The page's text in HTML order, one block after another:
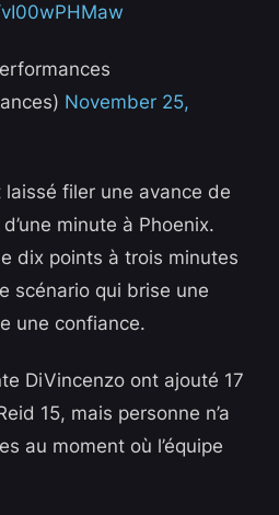
November 25,
filer une avance de
minute à Phoenix.
dix points à trois minutes
scénario qui brise une
une confiance.
DiVincenzo ont ajouté 17
15, mais personne n’a
au moment où l’équipe